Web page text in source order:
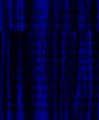
Un gruppo di giovani
Università milanesi, ha
ha riaperto senza paurail
e l’emozione, intrecciando
e il teatro. La passione
turno la persona
comici per il teatro, con
la festa delle nozze del
Shakespeare per la
tutta la sua opera in cui
dire per lui essere un
dove esistere, e un nome”).